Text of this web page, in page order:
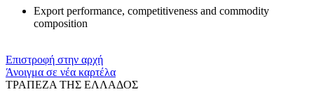
Export performance, competitiveness and commodity
composition
Επιστροφή στην αρχή
Άνοιγμα σε νέα καρτέλα
ΤΡΑΠΕΖΑ ΤΗΣ ΕΛΛΑΔΟΣ